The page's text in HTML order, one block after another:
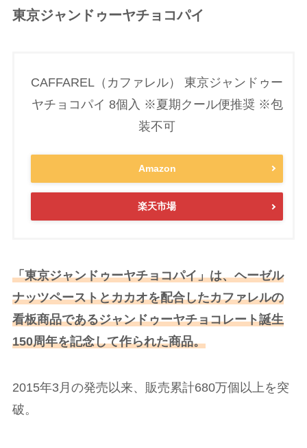
東京ジャンドゥーヤチョコパイ
CAFFAREL（カファレル） 東京ジャンドゥー
ヤチョコパイ 8個入 ※夏期クール便推奨 ※包
装不可
Amazon
楽天市場
「東京ジャンドゥーヤチョコパイ」は、ヘーゼル
ナッツペーストとカカオを配合したカファレルの
看板商品であるジャンドゥーヤチョコレート誕生
150周年を記念して作られた商品。
2015年3月の発売以来、販売累計680万個以上を突
破。